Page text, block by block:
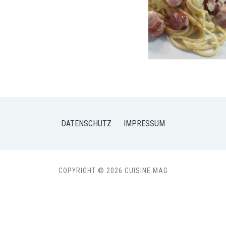
DATENSCHUTZ IMPRESSUM
COPYRIGHT © 2026 CUISINE MAG